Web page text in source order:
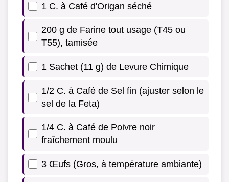
1 C. à Café d'Origan séché
200 g de Farine tout usage (T45 ou
T55), tamisée
1 Sachet (11 g) de Levure Chimique
1/2 C. à Café de Sel fin (ajuster selon le
sel de la Feta)
1/4 C. à Café de Poivre noir
fraîchement moulu
3 Œufs (Gros, à température ambiante)